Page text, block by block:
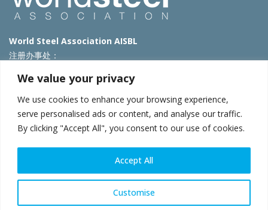
We value your privacy
We use cookies to enhance your browsing experience,
serve personalised ads or content, and analyse our traffic.
By clicking "Accept All", you consent to our use of cookies.
Customise
Accept All
World Steel Association AISBL
注册办事处：
T: +32 2 702 89 00 – E:steel@worldsteel.org
北京市朝阳区霄云路40号院国航世纪大厦1号楼3层3F
E:china@worldsteel.org
使用条款|隐私政策
|网站地图|VAT Number BE 0406.597.373
steeluniversity.org